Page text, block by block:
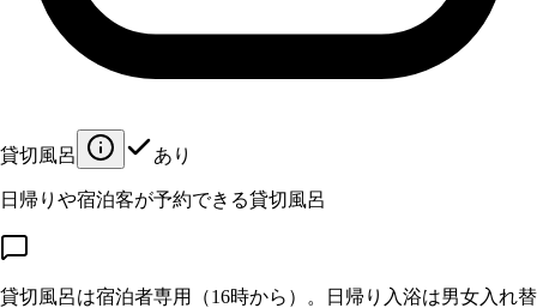
貸切風呂 あり
日帰りや宿泊客が予約できる貸切風呂
貸切風呂は宿泊者専用（16時から）。日帰り入浴は男女入れ替